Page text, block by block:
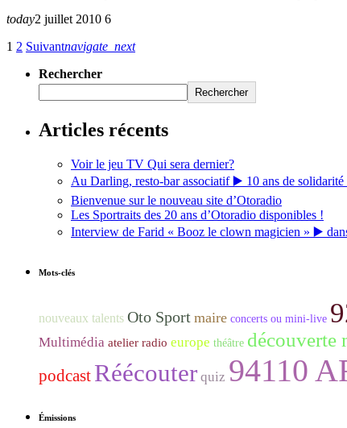
today2 juillet 2010 6
1 2 Suivantnavigate_next
Rechercher
Rechercher
Articles récents
Voir le jeu TV Qui sera dernier?
Au Darling, resto-bar associatif ▶️ 10 ans de
Bienvenue sur le nouveau site d’Otoradio
Les Sportraits des 20 ans d’Otoradio disponibles !
Interview de Farid « Booz le clown magicien » ▶️
Mots-clés
nouveaux talents Oto Sport maire concerts ou mini-live
Multimédia atelier radio europe théâtre découverte
podcast Réécouter quiz 94110
Émissions